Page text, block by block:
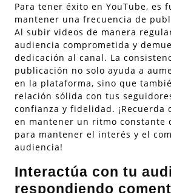
Para tener éxito en YouTube, es
mantener una frecuencia de
Al subir videos de manera
audiencia comprometida y
dedicación al canal. La
publicación no solo ayuda a
en la plataforma, sino que
relación sólida con tus
confianza y fidelidad. ¡Recuerda
en mantener un ritmo constante
para mantener el interés y el
audiencia!
Interactúa con tu
respondiendo